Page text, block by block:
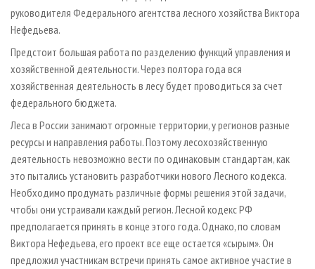
руководителя Федерального агентства лесного хозяйства Виктора
Нефедьева.
Предстоит большая работа по разделению функций управления и
хозяйственной деятельности. Через полтора года вся
хозяйственная деятельность в лесу будет проводиться за счет
федерального бюджета.
Леса в России занимают огромные территории, у регионов разные
ресурсы и направления работы. Поэтому лесохозяйственную
деятельность невозможно вести по одинаковым стандартам, как
это пытались установить разработчики нового Лесного кодекса.
Необходимо продумать различные формы решения этой задачи,
чтобы они устраивали каждый регион. Лесной кодекс РФ
предполагается принять в конце этого года. Однако, по словам
Виктора Нефедьева, его проект все еще остается «сырым». Он
предложил участникам встречи принять самое активное участие в